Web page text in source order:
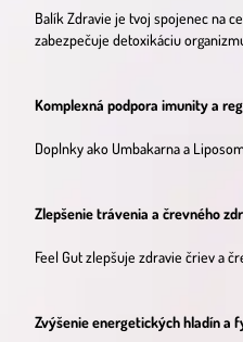
Balík Zdravie je tvoj spojenec na
zabezpečuje detoxikáciu
Komplexná podpora imunity a
Doplnky ako Umbakarna a
Zlepšenie trávenia a črevného
Feel Gut zlepšuje zdravie čriev a
Zvýšenie energetických hladín a